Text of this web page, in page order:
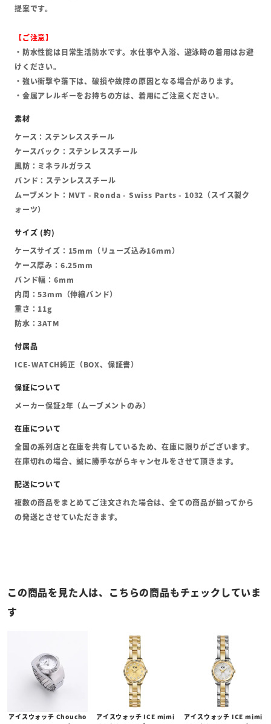
提案です。
【ご注意】
・防水性能は日常生活防水です。水仕事や入浴、遊泳時の着用はお避
けください。
・強い衝撃や落下は、破損や故障の原因となる場合があります。
・金属アレルギーをお持ちの方は、着用にご注意ください。
ケース：ステンレススチール
ケースバック：ステンレススチール
風防：ミネラルガラス
バンド：ステンレススチール
ムーブメント：MVT - Ronda - Swiss Parts - 1032（スイス製ク
ォーツ）
ケースサイズ：15mm（リューズ込み16mm）
ケース厚み：6.25mm
バンド幅：6mm
内周：53mm（伸縮バンド）
重さ：11g
防水：3ATM
ICE-WATCH純正（BOX、保証書）
メーカー保証2年（ムーブメントのみ）
全国の系列店と在庫を共有しているため、在庫に限りがございます。
在庫切れの場合、誠に勝手ながらキャンセルをさせて頂きます。
複数の商品をまとめてご注文された場合は、全ての商品が揃ってから
の発送とさせていただきます。
この商品を見た人は、こちらの商品もチェックしていま
す
アイスウォッチ Choucho
アイスウォッチ ICE mimi
アイスウォッチ ICE mimi